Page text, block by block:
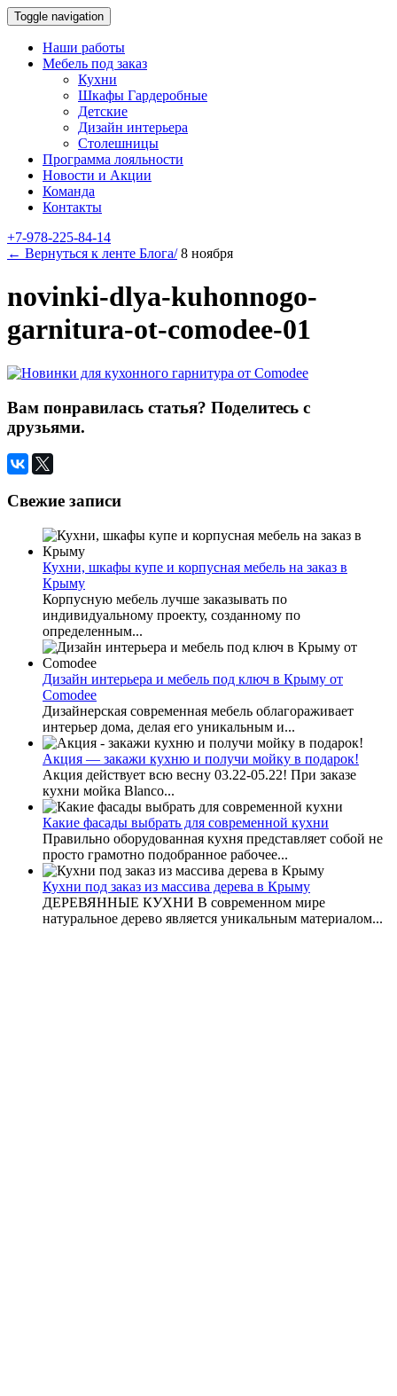
Toggle navigation
Наши работы
Мебель под заказ
Кухни
Шкафы Гардеробные
Детские
Дизайн интерьера
Столешницы
Программа лояльности
Новости и Акции
Команда
Контакты
+7-978-225-84-14
← Вернуться к ленте Блога/ 8 ноября
novinki-dlya-kuhonnogo-
garnitura-ot-comodee-01
Вам понравилась статья? Поделитесь с
друзьями.
Свежие записи
Кухни, шкафы купе и корпусная мебель на заказ в
Крыму
Корпусную мебель лучше заказывать по
индивидуальному проекту, созданному по
определенным...
Дизайн интерьера и мебель под ключ в Крыму от
Comodee
Дизайнерская современная мебель облагораживает
интерьер дома, делая его уникальным и...
Акция — закажи кухню и получи мойку в подарок!
Акция действует всю весну 03.22-05.22! При заказе
кухни мойка Blanco...
Какие фасады выбрать для современной кухни
Правильно оборудованная кухня представляет собой не
просто грамотно подобранное рабочее...
Кухни под заказ из массива дерева в Крыму
ДЕРЕВЯННЫЕ КУХНИ В современном мире
натуральное дерево является уникальным материалом...